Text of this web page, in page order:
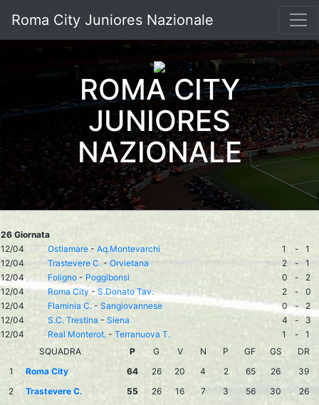
Roma City Juniores Nazionale
ROMA CITY
JUNIORES
NAZIONALE
26 Giornata
12/04
Ostiamare - Aq.Montevarchi 1 -
1
12/04
Trastevere C. - Orvietana 2 -
1
12/04
Foligno - Poggibonsi 0 -
2
12/04
Roma City- S.Donato Tav. 2 -
0
12/04
Flaminia C. - Sangiovannese 0 -
2
12/04
S.C. Trestina - Siena 4 -
3
12/04
Real Monterot. - Terranuova T. 1 -
1
SQUADRA
P G V N P GF GS
DR
1
Roma City 64 26 20 4 2 65 26
39
2
Trastevere C. 55 26 16 7 3 56 30
26